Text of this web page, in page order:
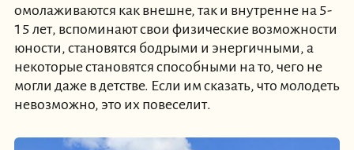
омолаживаются как внешне, так и внутренне на 5-
15 лет, вспоминают свои физические возможности
юности, становятся бодрыми и энергичными, а
некоторые становятся способными на то, чего не
могли даже в детстве. Если им сказать, что молодеть
невозможно, это их повеселит.